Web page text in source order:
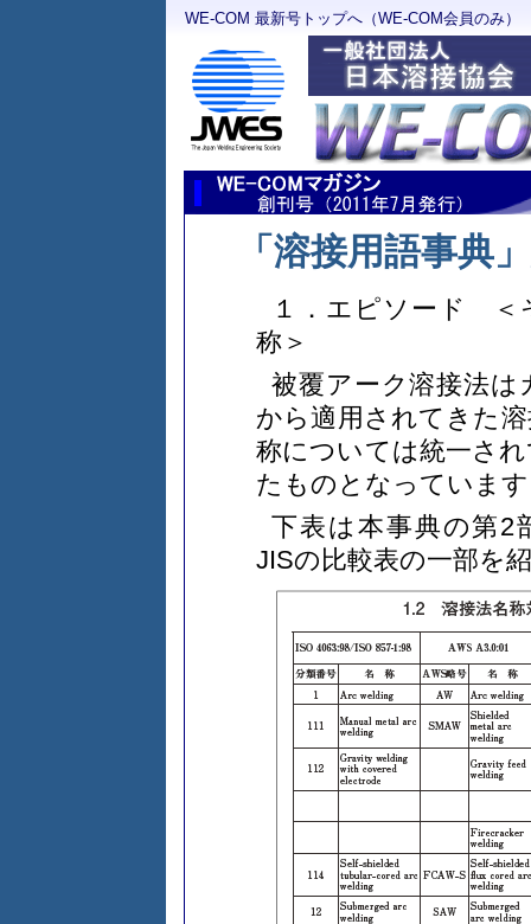
WE-COM 最新号トップへ（WE-COM会員のみ）
「溶接用語事典
１．エピソード ＜
称＞
被覆アーク溶接法は
から適用されてきた
称については統一さ
たものとなっていま
下表は本事典の第2
JISの比較表の一部を